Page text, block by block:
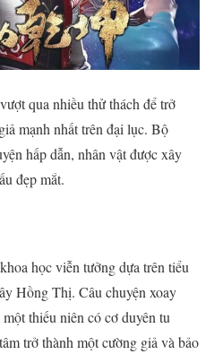
qua nhiều thử thách để trở
mạnh nhất trên đại lục. Bộ
hấp dẫn, nhân vật được xây
đẹp mắt.
học viễn tưởng dựa trên tiểu
Hồng Thị. Câu chuyện xoay
thiếu niên có cơ duyên tu
trở thành một cường giả và bảo